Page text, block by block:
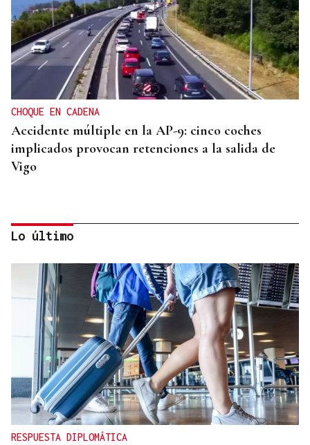
CHOQUE EN CADENA
Accidente múltiple en la AP-9: cinco coches
implicados provocan retenciones a la salida de
Vigo
INCUMPLIMIENTO LEGAL
Turismo veta la “Ruta del Narcotráfico” de
Laureano Oubiña por no cumplir con la Ley de
Turismo de Galicia
Lo último
RESPUESTA DIPLOMÁTICA